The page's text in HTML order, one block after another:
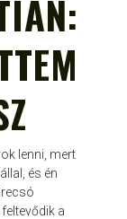
lenni, mert
és én
a